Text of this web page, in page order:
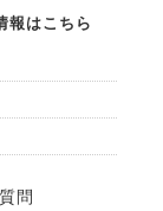
報はこちら
問